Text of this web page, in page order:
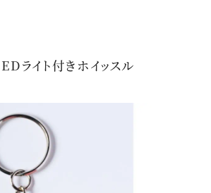
ライト付きホイッスル